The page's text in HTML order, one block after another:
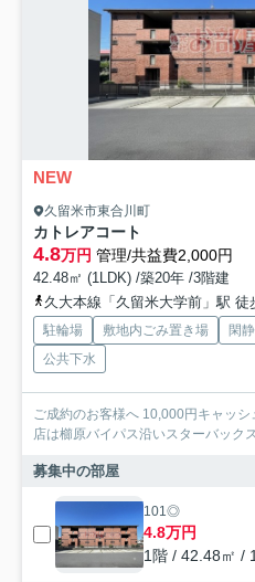
NEW
久留米市東合川町
カトレアコート
4.8万円 管理/共益費2,000円
42.48㎡ (1LDK) /築20年 /3階建
久大本線「久留米大学前」駅 徒
駐輪場 敷地内ごみ置き場 閑
公共下水
ご成約のお客様へ 10,000円キャッ
店は櫛原バイパス沿いスターバック
募集中の部屋
101◎
4.8万円
1階 / 42.48㎡ /